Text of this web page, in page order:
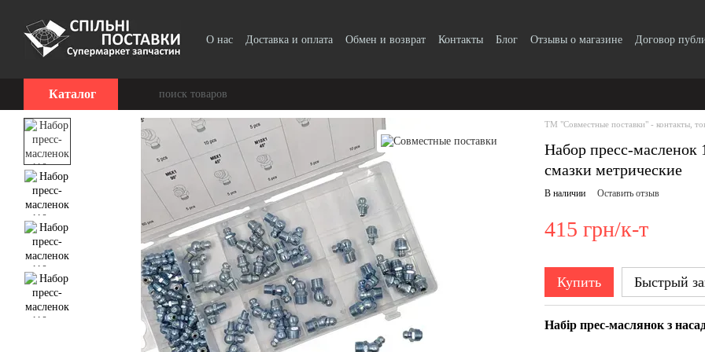
О нас Доставка и оплата Обмен и возврат Контакты Блог Отзывы о магазине
Договор
Каталог
ТМ "Совместные поставки" - контакты,
Набор пресс-
смазки метрические
В наличии Оставить отзыв
415 грн/к-т
Купить Быстрый
Набір прес-маслянок з